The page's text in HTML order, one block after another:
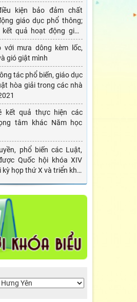
kiện bảo đảm chất
giáo dục phổ thông;
kết quả hoạt động giáo
2024-2025
với mưa dông kèm lốc,
gió giật mình
tác phổ biến, giáo dục
hòa giải trong các nhà
kết quả thực hiện các
tâm khác Năm học
phổ biến các Luật,
Quốc hội khóa XIV
họp thứ X và triển khai